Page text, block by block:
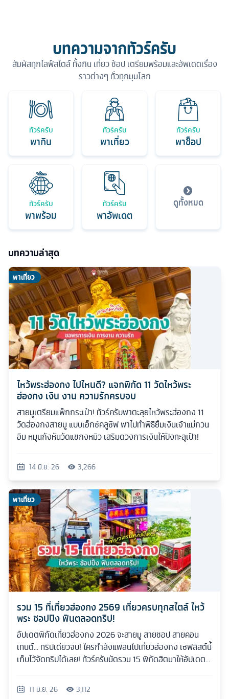
บทความจากทัวร์ครับ
สัมผัสทุกไลฟ์สไตล์ ทั้งกิน เที่ยว ช้อป เตรียมพร้อมและอัพเดตเรื่อง
ราวต่างๆ ทั่วทุกมุมโลก
ทัวร์ครับ
พากิน
ทัวร์ครับ
พาเที่ยว
ทัวร์ครับ
พาช็อป
ทัวร์ครับ
พาพร้อม
ทัวร์ครับ
พาอัพเดต
ดูทั้งหมด
บทความล่าสุด
พาเที่ยว
ไหว้พระฮ่องกง ไปไหนดี? แจกพิกัด 11 วัดไหว้พระ
ฮ่องกง เงิน งาน ความรักครบจบ
สายมูเตรียมแพ็กกระเป๋า! ทัวร์ครับพาตะลุยไหว้พระฮ่องกง 11
วัดฮ่องกงสายมู แบบเอ็กซ์คลูซีฟ พาไปทำพิธียืมเงินเจ้าแม่กวน
อิม หมุนกังหันวัดแชกงหมิว เสริมดวงการเงินให้ปังทะลุเป้า!
14 มิ.ย. 26 3,266
พาเที่ยว
รวม 15 ที่เที่ยวฮ่องกง 2569 เที่ยวครบทุกสไตล์ ไหว้
พระ ชอปปิง ฟินตลอดทริป!
อัปเดตพิกัดเที่ยวฮ่องกง 2026 จะสายมู สายชอป สายคอน
เทนต์... ทริปเดียวจบ! ใครกำลังแพลนไปเที่ยวฮ่องกง เซฟลิสต์นี้
เก็บไว้จัดทริปได้เลย! ทัวร์ครับมัดรวม 15 พิกัดฮิตมาให้อัปเดต
11 มิ.ย. 26 3,112